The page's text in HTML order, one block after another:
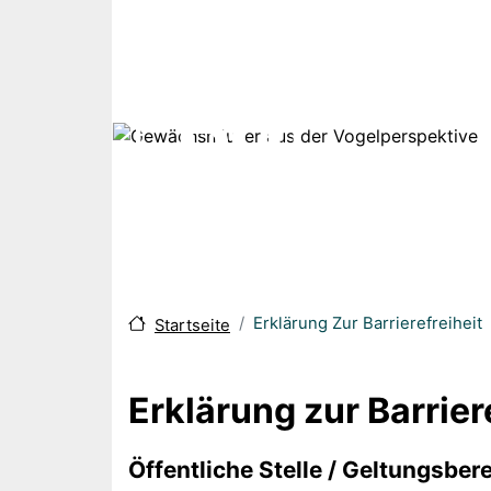
Startseite Erklärung Zur Barrierefreiheit
Erklärung zur
Body
Öffentliche Stelle /